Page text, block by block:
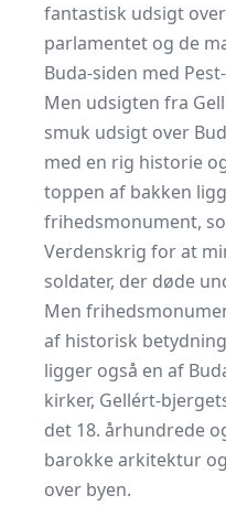
fantastisk udsigt
parlamentet og de
Buda-siden med
Men udsigten fra
smuk udsigt over
med en rig historie
toppen af bakken
frihedsmonument,
Verdenskrig for at
soldater, der døde
Men
af historisk
ligger også en af
kirker, Gellért-
det 18. århundrede
barokke arkitektur
over byen.